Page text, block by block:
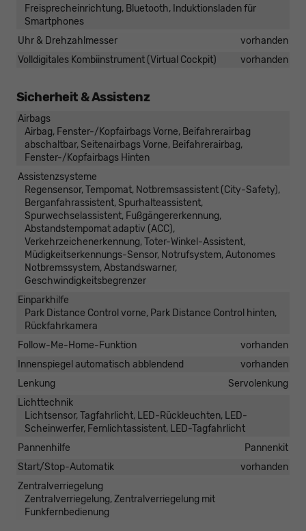
Freisprecheinrichtung, Bluetooth, Induktionsladen für
Smartphones
Uhr & Drehzahlmesser
vorhanden
Volldigitales Kombiinstrument (Virtual Cockpit)
vorhanden
Sicherheit & Assistenz
Airbags
Airbag, Fenster-/Kopfairbags Vorne, Beifahrerairbag
abschaltbar, Seitenairbags Vorne, Beifahrerairbag,
Fenster-/Kopfairbags Hinten
Assistenzsysteme
Regensensor, Tempomat, Notbremsassistent (City-Safety),
Berganfahrassistent, Spurhalteassistent,
Spurwechselassistent, Fußgängererkennung,
Abstandstempomat adaptiv (ACC),
Verkehrzeichenerkennung, Toter-Winkel-Assistent,
Müdigkeitserkennungs-Sensor, Notrufsystem, Autonomes
Notbremssystem, Abstandswarner,
Geschwindigkeitsbegrenzer
Einparkhilfe
Park Distance Control vorne, Park Distance Control hinten,
Rückfahrkamera
Follow-Me-Home-Funktion
vorhanden
Innenspiegel automatisch abblendend
vorhanden
Lenkung
Servolenkung
Lichttechnik
Lichtsensor, Tagfahrlicht, LED-Rückleuchten, LED-
Scheinwerfer, Fernlichtassistent, LED-Tagfahrlicht
Pannenhilfe
Pannenkit
Start/Stop-Automatik
vorhanden
Zentralverriegelung
Zentralverriegelung, Zentralverriegelung mit
Funkfernbedienung